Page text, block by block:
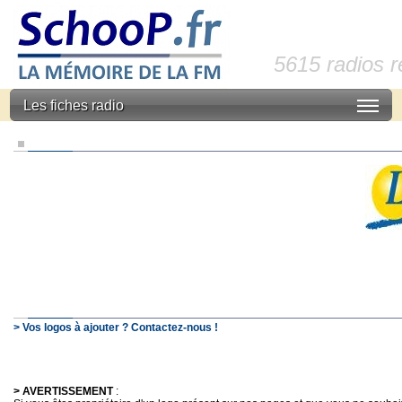
5615 radios
Les fiches radio
> Vos logos à ajouter ? Contactez-nous !
> AVERTISSEMENT: